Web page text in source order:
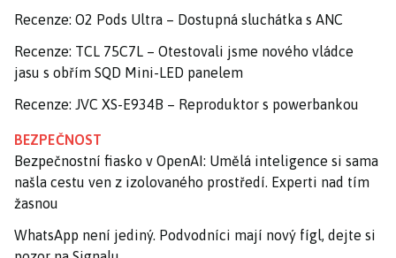
Recenze: O2 Pods Ultra – Dostupná sluchátka s ANC
Recenze: TCL 75C7L – Otestovali jsme nového vládce
jasu s obřím SQD Mini-LED panelem
Recenze: JVC XS-E934B – Reproduktor s powerbankou
BEZPEČNOST
Bezpečnostní fiasko v OpenAI: Umělá inteligence si sama
našla cestu ven z izolovaného prostředí. Experti nad tím
žasnou
WhatsApp není jediný. Podvodníci mají nový fígl, dejte si